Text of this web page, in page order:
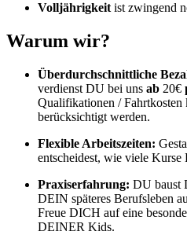
Volljährigkeit ist zwingend
Warum wir?
Überdurchschnittliche
verdienst DU bei uns ab 20€
Qualifikationen / Fahrtkosten
berücksichtigt werden.
Flexible Arbeitszeiten:
entscheidest, wie viele Kurse
Praxiserfahrung: DU baust
DEIN späteres Berufsleben
Freue DICH auf eine
DEINER Kids.